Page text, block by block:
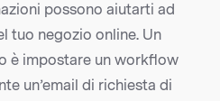
possono aiutarti ad
tuo negozio online. Un
è impostare un workflow
un’email di richiesta di